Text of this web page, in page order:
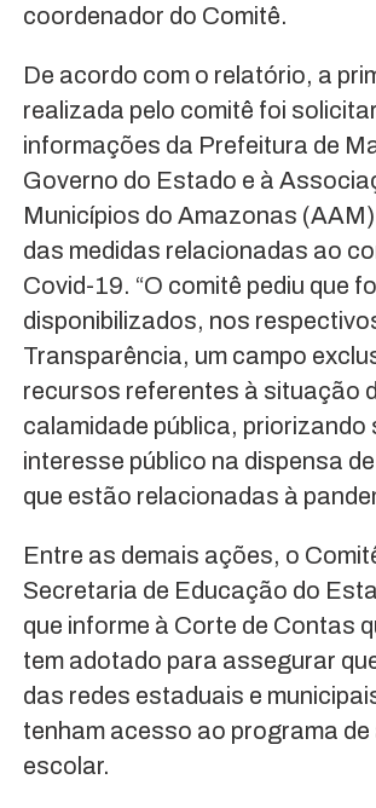
coordenador do Comitê.
De acordo com o relatório, a
realizada pelo comitê foi solicitar
informações da Prefeitura de
Governo do Estado e à
Municípios do Amazonas
das medidas relacionadas ao
Covid-19. “O comitê pediu que
disponibilizados, nos
Transparência, um campo
recursos referentes à situação
calamidade pública, priorizando
interesse público na dispensa
que estão relacionadas à
Entre as demais ações, o
Secretaria de Educação do
que informe à Corte de Contas
tem adotado para assegurar
das redes estaduais e
tenham acesso ao programa
escolar.